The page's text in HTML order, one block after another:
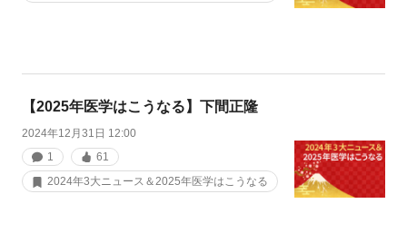
【2025年医学はこうなる】下間正隆
2024年12月31日 12:00
1
61
2024年3大ニュース＆2025年医学はこうなる